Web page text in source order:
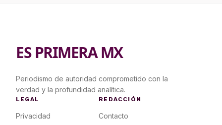
ES PRIMERA MX
Periodismo de autoridad comprometido con la
verdad y la profundidad analítica.
LEGAL
Privacidad
REDACCIÓN
Contacto